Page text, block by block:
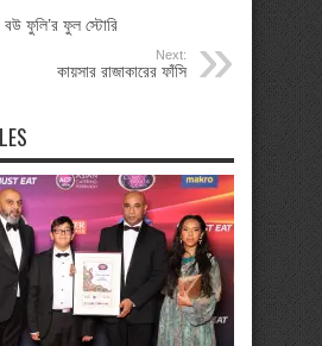
বউ ফুলি’র ফুল স্টোরি
Next:
কায়সার রাজাকারের ফাঁসি